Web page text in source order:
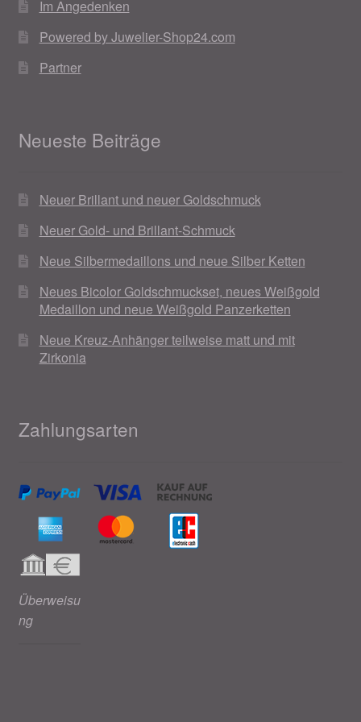
Weihnachtsangebote 2020
Widerrufsrecht
Woocommerce Predictive Search
Im Angedenken
Powered by Juwelier-Shop24.com
Partner
Neueste Beiträge
Neuer Brillant und neuer Goldschmuck
Neuer Gold- und Brillant-Schmuck
Neue Silbermedaillons und neue Silber Ketten
Neues Bicolor Goldschmuckset, neues Weißgold
Medaillon und neue Weißgold Panzerketten
Neue Kreuz-Anhänger teilweise matt und mit
Zirkonia
Zahlungsarten
Überweisu
ng